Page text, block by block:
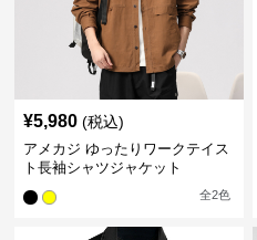
¥5,980 (税込)
アメカジ ゆったりワークテイス
ト長袖シャツジャケット
全2色